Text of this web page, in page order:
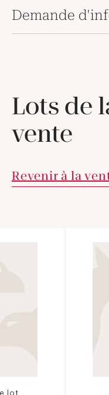
Demande
Lots de
vente
Revenir à la
lot